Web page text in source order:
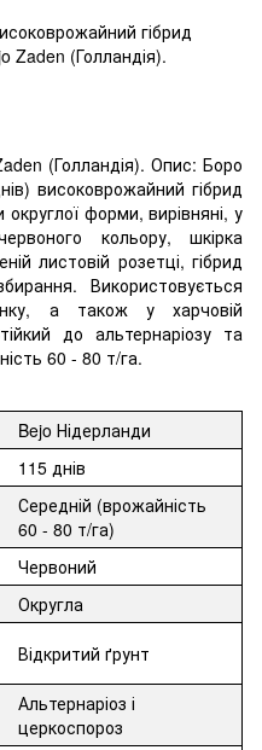
гібрид
Zaden (Голландія).
(Голландія). Опис: Боро
високоврожайний гібрид
форми, вирівняні, у
кольору, шкірка
листовій розетці, гібрид
Використовується
а також у харчовій
до альтернаріозу та
60 - 80 т/га.
Bejo Нідерланди
115 днів
Середній (врожайність
60 - 80 т/га)
Червоний
Округла
Відкритий ґрунт
Альтернаріоз і
церкоспороз